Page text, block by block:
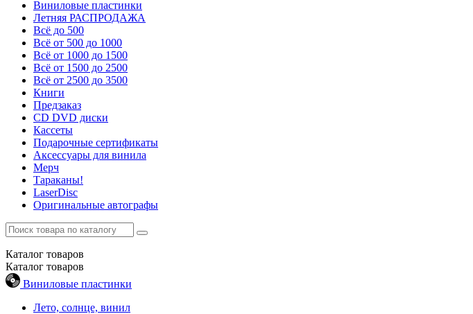
Виниловые пластинки
Летняя РАСПРОДАЖА
Всё до 500
Всё от 500 до 1000
Всё от 1000 до 1500
Всё от 1500 до 2500
Всё от 2500 до 3500
Книги
Предзаказ
CD DVD диски
Кассеты
Подарочные сертификаты
Аксессуары для винила
Мерч
Тараканы!
LaserDisc
Оригинальные автографы
Каталог товаров
Каталог товаров
Виниловые пластинки
Лето, солнце, винил